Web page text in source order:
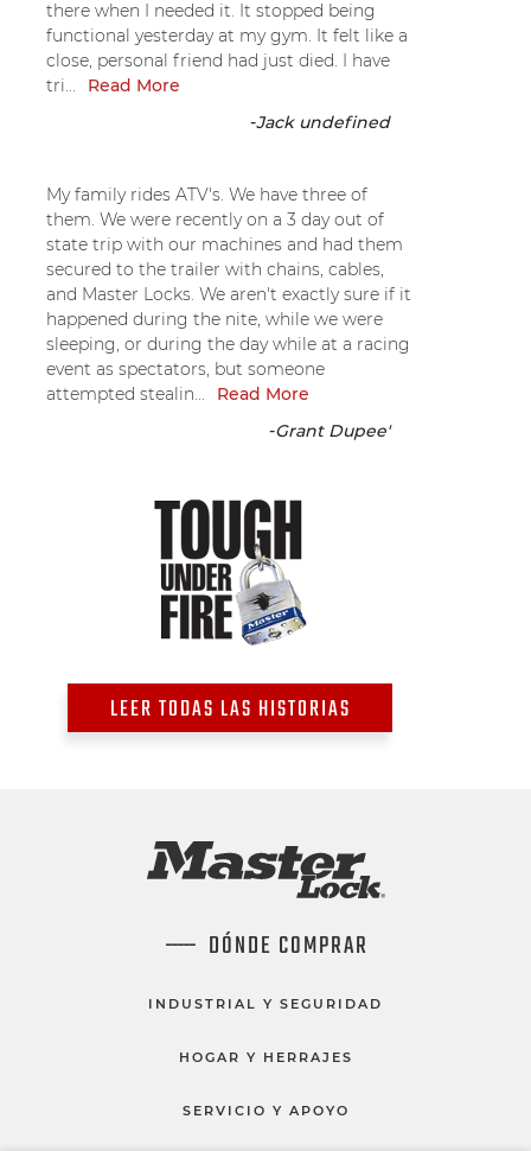
there when I needed it. It stopped being
functional yesterday at my gym. It felt like a
close, personal friend had just died. I have
tri...
Read More
-Jack undefined
My family rides ATV's. We have three of
them. We were recently on a 3 day out of
state trip with our machines and had them
secured to the trailer with chains, cables,
and Master Locks. We aren't exactly sure if it
happened during the nite, while we were
sleeping, or during the day while at a racing
event as spectators, but someone
attempted stealin...
Read More
-Grant Dupee'
LEER TODAS LAS HISTORIAS
DÓNDE COMPRAR
INDUSTRIAL Y SEGURIDAD
HOGAR Y HERRAJES
SERVICIO Y APOYO